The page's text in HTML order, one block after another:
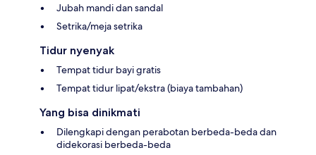
Jubah mandi dan sandal
Setrika/meja setrika
Tidur nyenyak
Tempat tidur bayi gratis
Tempat tidur lipat/ekstra (biaya tambahan)
Yang bisa dinikmati
Dilengkapi dengan perabotan berbeda-beda dan
didekorasi berbeda-beda